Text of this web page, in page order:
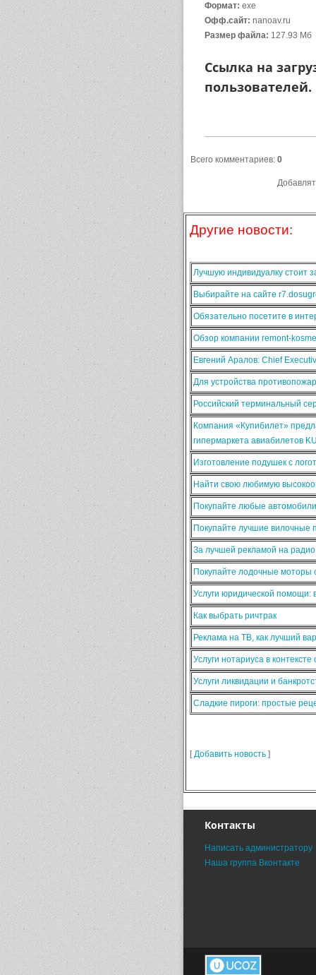
Формат: exe
Офф.сайт: nanoav.ru
Размер файла: 127.93 Mб
Ссылка на
пользователей.
Всего комментариев: 0
Другие новости:
Лучшую индивидуалку стоит
Выбирайте на сайте
Обязательно посетите в
Обзор компании remont-
Евгений Аралов: Chief
Для устройства
Российский терминальный
Компания «Купибилет»
гипермаркета авиабилетов
Изготовление подушек с
Найти свою любимую
Покупайте любые
Покупайте лучшие вилочные
За лучшей рекламой на
Покупайте лодочные моторы
Услуги юридической
Как выбрать ричтрак
Реклама на ТВ, как лучший
Услуги нотариуса в
Услуги ликвидации и
Сладкие пироги: простые
[Добавить новость ]
Контакты
Написать администратору
Наша группа Вконтакте